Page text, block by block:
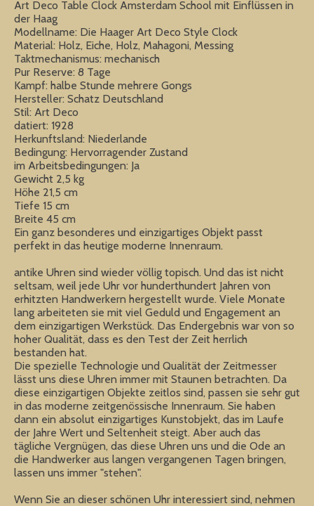
Art Deco Table Clock Amsterdam School mit Einflüssen in
der Haag
Modellname: Die Haager Art Deco Style Clock
Material: Holz, Eiche, Holz, Mahagoni, Messing
Taktmechanismus: mechanisch
Pur Reserve: 8 Tage
Kampf: halbe Stunde mehrere Gongs
Hersteller: Schatz Deutschland
Stil: Art Deco
datiert: 1928
Herkunftsland: Niederlande
Bedingung: Hervorragender Zustand
im Arbeitsbedingungen: Ja
Gewicht 2,5 kg
Höhe 21,5 cm
Tiefe 15 cm
Breite 45 cm
Ein ganz besonderes und einzigartiges Objekt passt
perfekt in das heutige moderne Innenraum.
antike Uhren sind wieder völlig topisch. Und das ist nicht
seltsam, weil jede Uhr vor hunderthundert Jahren von
erhitzten Handwerkern hergestellt wurde. Viele Monate
lang arbeiteten sie mit viel Geduld und Engagement an
dem einzigartigen Werkstück. Das Endergebnis war von so
hoher Qualität, dass es den Test der Zeit herrlich
bestanden hat.
Die spezielle Technologie und Qualität der Zeitmesser
lässt uns diese Uhren immer mit Staunen betrachten. Da
diese einzigartigen Objekte zeitlos sind, passen sie sehr gut
in das moderne zeitgenössische Innenraum. Sie haben
dann ein absolut einzigartiges Kunstobjekt, das im Laufe
der Jahre Wert und Seltenheit steigt. Aber auch das
tägliche Vergnügen, das diese Uhren uns und die Ode an
die Handwerker aus langen vergangenen Tagen bringen,
lassen uns immer "stehen".
Wenn Sie an dieser schönen Uhr interessiert sind, nehmen